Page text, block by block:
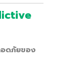
อดภัยของ